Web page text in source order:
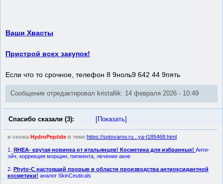
Ваши Хвасты
Пристрой всех закупок!
Если что то срочное, телефон 8 9ноль9 642 44 9пять
Сообщение отредактировал kristallik: 14 февраля 2026 - 10:49
Спасибо сказали (3): [Показать]
и снова HydroPeptide в теме https://sptovarov.ru...ya-t185468.html
1. ЯHЕA- крутая новинка от итальянцев! Косметика для избранных! Анти-
эйч, коррекция морщин, пигмента, лечение акне
2.
Phyto-C настоящий прорыв в области производства антиоксидантной
косметики! аналог SkinCeuticals